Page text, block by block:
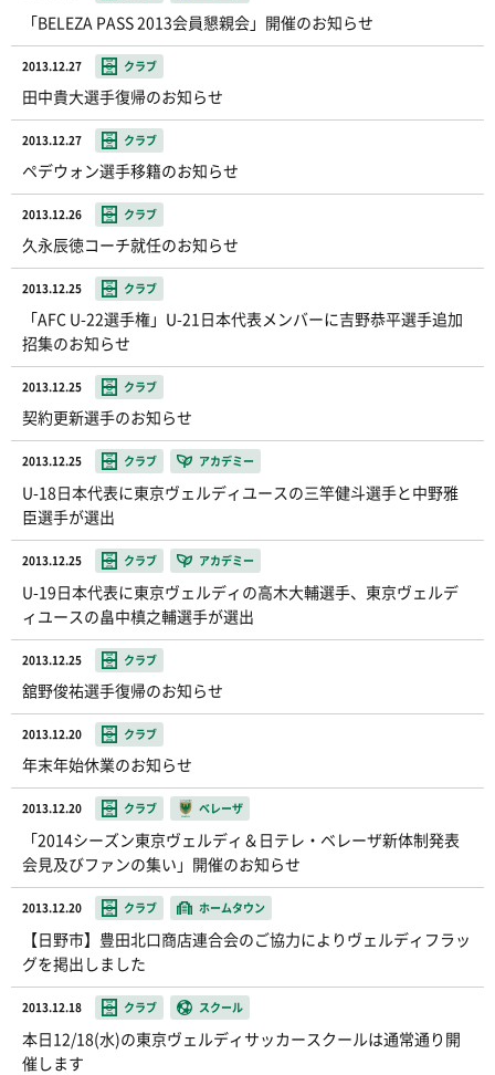
「BELEZA PASS 2013会員懇親会」開催のお知らせ
2013.12.27 クラブ
田中貴大選手復帰のお知らせ
2013.12.27 クラブ
ペデウォン選手移籍のお知らせ
2013.12.26 クラブ
久永辰徳コーチ就任のお知らせ
2013.12.25 クラブ
「AFC U-22選手権」U-21日本代表メンバーに吉野恭平選手追加
招集のお知らせ
2013.12.25 クラブ
契約更新選手のお知らせ
2013.12.25 クラブ アカデミー
U-18日本代表に東京ヴェルディユースの三竿健斗選手と中野雅
臣選手が選出
2013.12.25 クラブ アカデミー
U-19日本代表に東京ヴェルディの高木大輔選手、東京ヴェルデ
ィユースの畠中槙之輔選手が選出
2013.12.25 クラブ
舘野俊祐選手復帰のお知らせ
2013.12.20 クラブ
年末年始休業のお知らせ
2013.12.20 クラブ ベレーザ
「2014シーズン東京ヴェルディ＆日テレ・ベレーザ新体制発表
会見及びファンの集い」開催のお知らせ
2013.12.20 クラブ ホームタウン
【日野市】豊田北口商店連合会のご協力によりヴェルディフラッ
グを掲出しました
2013.12.18 クラブ スクール
本日12/18(水)の東京ヴェルディサッカースクールは通常通り開
催します